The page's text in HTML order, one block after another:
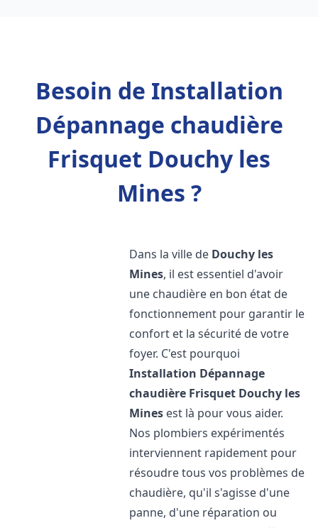
Besoin de Installation
Dépannage chaudière
Frisquet Douchy les
Mines ?
Dans la ville de Douchy les
Mines, il est essentiel d'avoir
une chaudière en bon état de
fonctionnement pour garantir le
confort et la sécurité de votre
foyer. C'est pourquoi
Installation Dépannage
chaudière Frisquet Douchy les
Mines est là pour vous aider.
Nos plombiers expérimentés
interviennent rapidement pour
résoudre tous vos problèmes de
chaudière, qu'il s'agisse d'une
panne, d'une réparation ou